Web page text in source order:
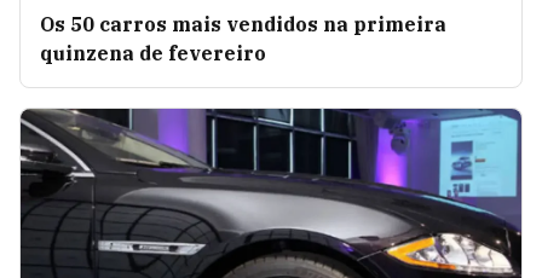
Os 50 carros mais vendidos na primeira
quinzena de fevereiro